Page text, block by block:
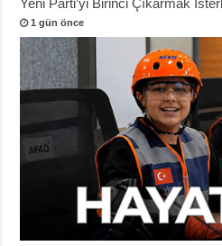
1 gün önce